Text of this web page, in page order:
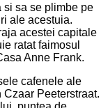
si sa se plimbe pe
ale acestuia.
acestei capitale
ratat faimosul
Anne Frank.
cafenele ale
Peeterstraat.